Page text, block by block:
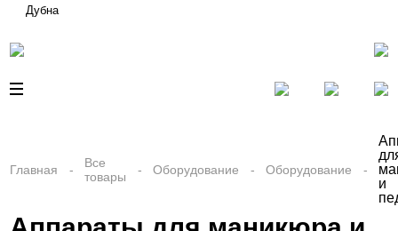
Дубна
Главная
Все
товары
Оборудование Оборудование
и